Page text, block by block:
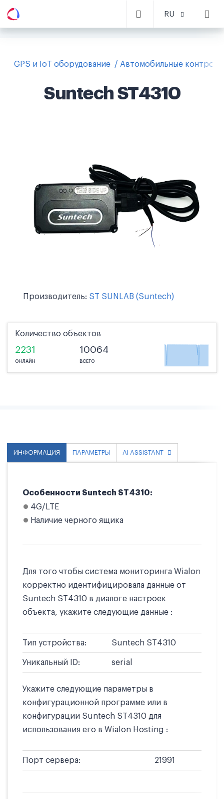
RU
GPS и IoT оборудование Автомобильные
Suntech ST4310
Производитель: ST SUNLAB (Suntech)
Количество объектов
2231
ОНЛАЙН
10064
ВСЕГО
ИНФОРМАЦИЯ ПАРАМЕТРЫ AI ASSISTANT
Особенности Suntech ST4310:
4G/LTE
Наличие черного ящика
Для того чтобы система мониторинга Wialon
корректно идентифицировала данные от
Suntech ST4310 в диалоге настроек
объекта, укажите следующие данные :
Тип устройства: Suntech ST4310
Уникальный ID: serial
Укажите следующие параметры в
конфигурационной программе или в
конфигурации Suntech ST4310 для
использования его в Wialon Hosting :
Порт сервера: 21991